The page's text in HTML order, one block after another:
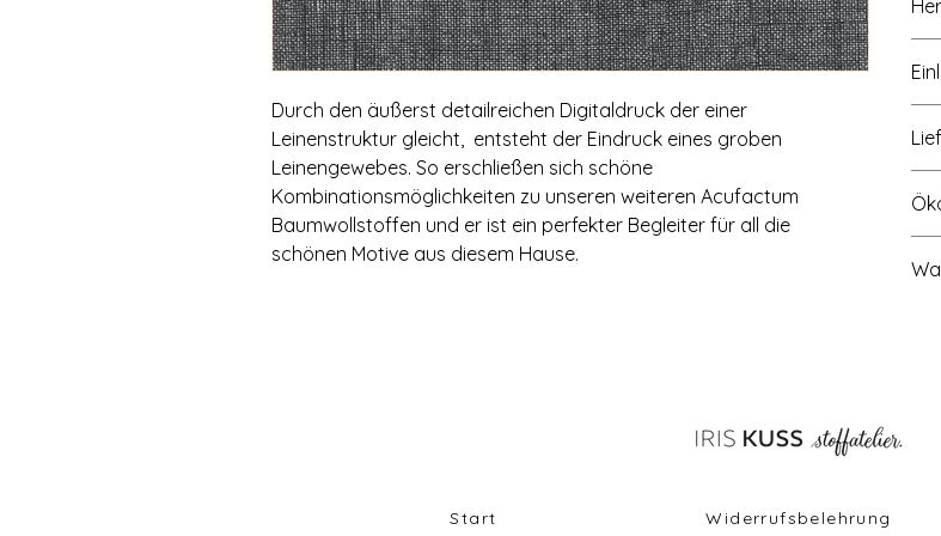
Durch den äußerst detailreichen Digitaldruck der einer
Leinenstruktur gleicht, entsteht der Eindruck eines groben
Leinengewebes. So erschließen sich schöne
Kombinationsmöglichkeiten zu unseren weiteren Acufactum
Baumwollstoffen und er ist ein perfekter Begleiter für all die
schönen Motive aus diesem Hause.
Start Widerrufsbelehrung